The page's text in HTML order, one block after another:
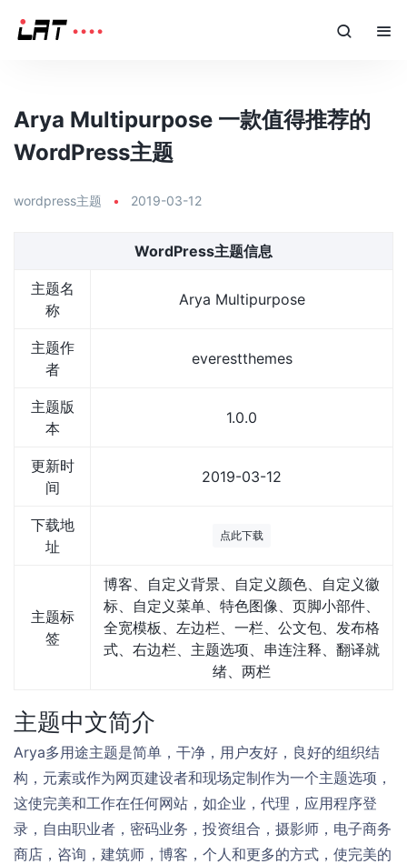
Arya Multipurpose 一款值得推荐的
WordPress主题
wordpress主题 • 2019-03-12
WordPress主题信息
主题名
称
Arya Multipurpose
主题作
者
everestthemes
主题版
本
1.0.0
更新时
间
2019-03-12
下载地
址
点此下载
主题标
签
博客、自定义背景、自定义颜色、自定义徽
标、自定义菜单、特色图像、页脚小部件、
全宽模板、左边栏、一栏、公文包、发布格
式、右边栏、主题选项、串连注释、翻译就
绪、两栏
主题中文简介
Arya多用途主题是简单，干净，用户友好，良好的组织结
构，元素或作为网页建设者和现场定制作为一个主题选项，
这使完美和工作在任何网站，如企业，代理，应用程序登
录，自由职业者，密码业务，投资组合，摄影师，电子商务
商店，咨询，建筑师，博客，个人和更多的方式，使完美的